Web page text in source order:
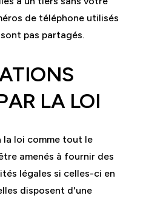
de téléphone utilisés
pas partagés.
LA LOI
la loi comme tout le
amenés à fournir des
légales si celles-ci en
disposent d'une